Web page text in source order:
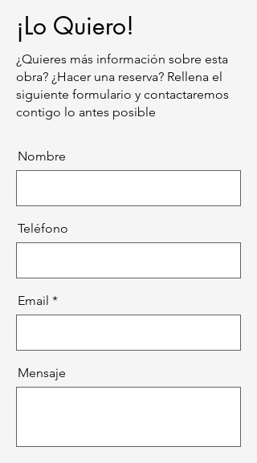
¡Lo Quiero!
¿Quieres más información sobre esta
obra? ¿Hacer una reserva? Rellena el
siguiente formulario y contactaremos
contigo lo antes posible
Nombre
Teléfono
Email
Mensaje